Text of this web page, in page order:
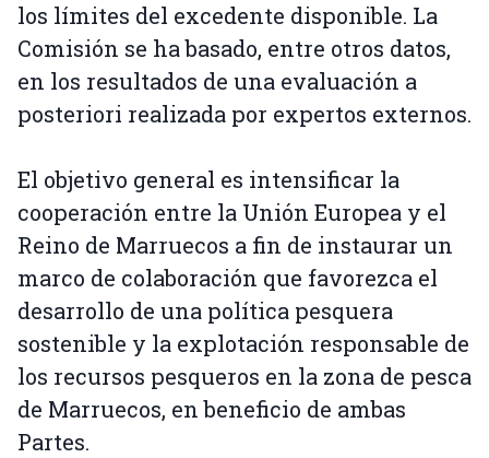
los límites del excedente disponible. La
Comisión se ha basado, entre otros datos,
en los resultados de una evaluación a
posteriori realizada por expertos externos.
El objetivo general es intensificar la
cooperación entre la Unión Europea y el
Reino de Marruecos a fin de instaurar un
marco de colaboración que favorezca el
desarrollo de una política pesquera
sostenible y la explotación responsable de
los recursos pesqueros en la zona de pesca
de Marruecos, en beneficio de ambas
Partes.